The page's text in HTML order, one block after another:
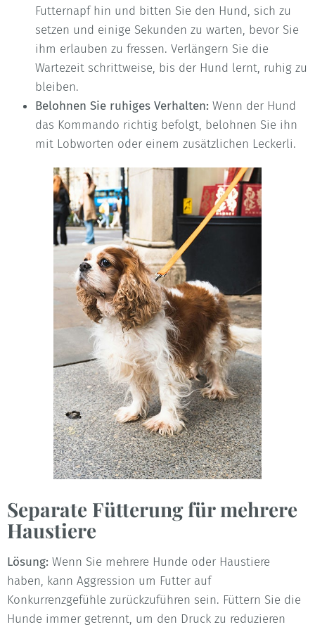
Futternapf hin und bitten Sie den Hund, sich zu
setzen und einige Sekunden zu warten, bevor Sie
ihm erlauben zu fressen. Verlängern Sie die
Wartezeit schrittweise, bis der Hund lernt, ruhig zu
bleiben.
Belohnen Sie ruhiges Verhalten: Wenn der Hund
das Kommando richtig befolgt, belohnen Sie ihn
mit Lobworten oder einem zusätzlichen Leckerli.
Separate Fütterung für mehrere
Haustiere
Lösung: Wenn Sie mehrere Hunde oder Haustiere
haben, kann Aggression um Futter auf
Konkurrenzgefühle zurückzuführen sein. Füttern Sie die
Hunde immer getrennt, um den Druck zu reduzieren